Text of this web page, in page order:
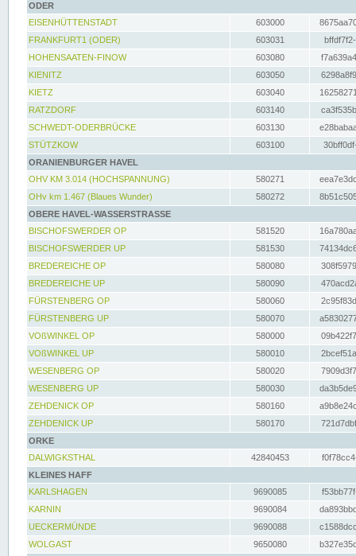
ODER
EISENHÜTTENSTADT
603000
FRANKFURT1 (ODER)
603031
HOHENSAATEN-FINOW
603080
KIENITZ
603050
KIETZ
603040
RATZDORF
603140
SCHWEDT-ODERBRÜCKE
603130
STÜTZKOW
603100
ORANIENBURGER HAVEL
OHV KM 3.014 (HOCHSPANNUNG)
580271
OHv km 1.467 (Blaues Wunder)
580272
OBERE HAVEL-WASSERSTRASSE
BISCHOFSWERDER OP
581520
BISCHOFSWERDER UP
581530
BREDEREICHE OP
580080
BREDEREICHE UP
580090
FÜRSTENBERG OP
580060
FÜRSTENBERG UP
580070
VOßWINKEL OP
580000
VOßWINKEL UP
580010
WESENBERG OP
580020
WESENBERG UP
580030
ZEHDENICK OP
580160
ZEHDENICK UP
580170
ORKE
DALWIGKSTHAL
42840453
KLEINES HAFF
KARLSHAGEN
9690085
KARNIN
9690084
UECKERMÜNDE
9690088
WOLGAST
9650080